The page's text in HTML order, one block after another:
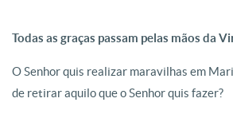
Todas as graças passam pelas mãos da
O Senhor quis realizar maravilhas em
de retirar aquilo que o Senhor quis fazer?